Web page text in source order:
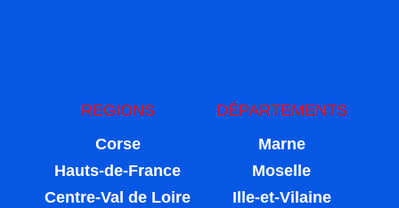
REGIONS
Corse
Hauts-de-France
Centre-Val de Loire
DÉPARTEMENTS
Marne
Moselle
Ille-et-Vilaine